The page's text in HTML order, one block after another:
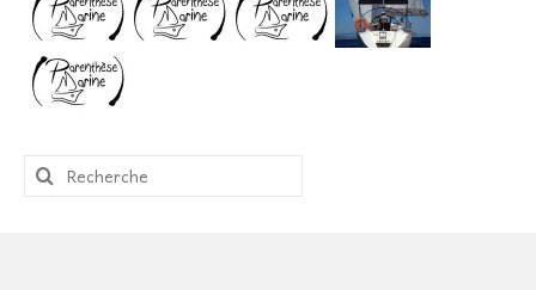
Rechercher
: